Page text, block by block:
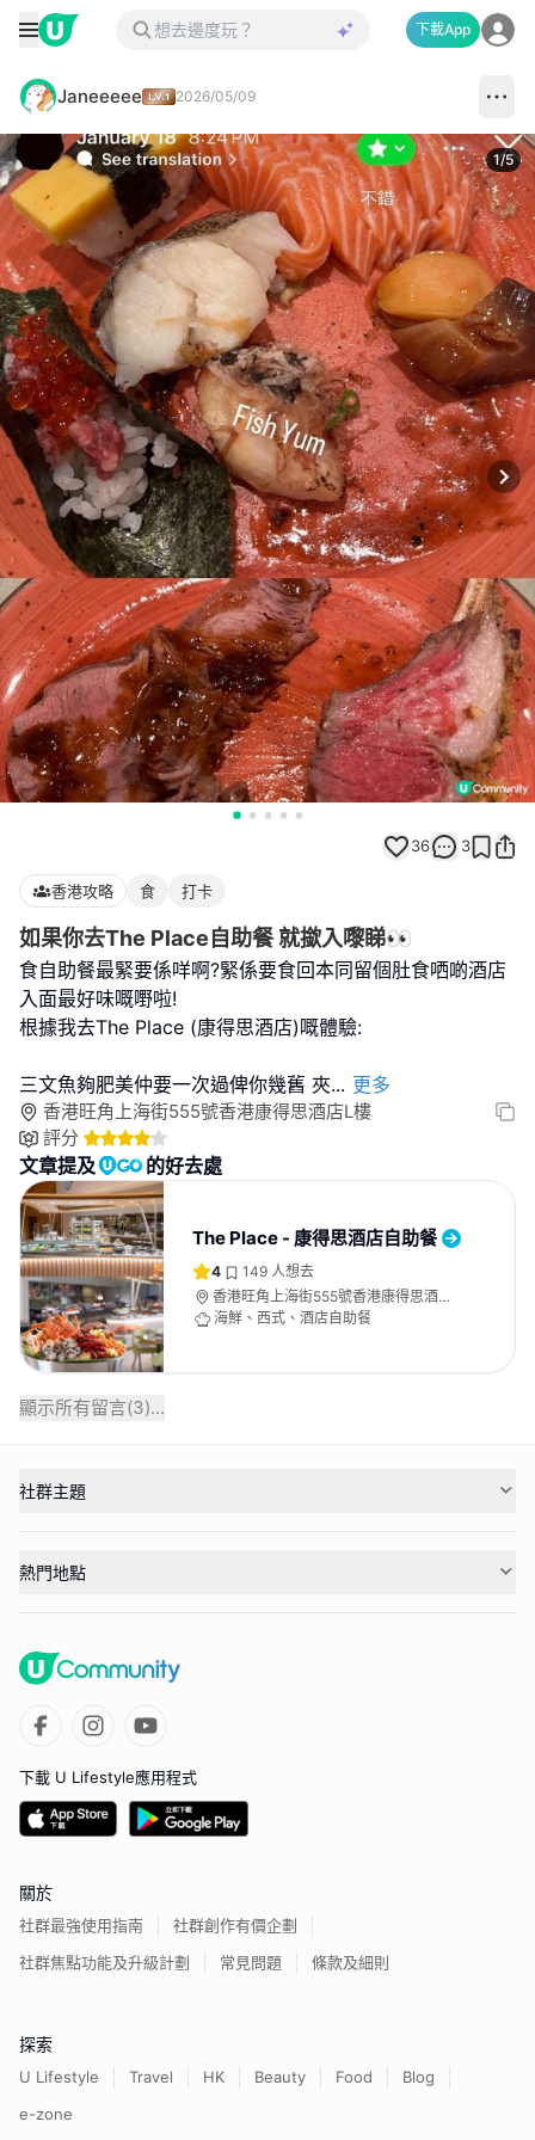
下載App
Janeeeee 2026/05/09
1/5
36 3
香港攻略 食 打卡
如果你去The Place自助餐 就撳入嚟睇👀
食自助餐最緊要係咩啊?緊係要食回本同留個肚食哂啲酒店
入面最好味嘅嘢啦!
根據我去The Place (康得思酒店)嘅體驗:
三文魚夠肥美仲要一次過俾你幾舊 夾... 更多
香港旺角上海街555號香港康得思酒店L樓
評分
文章提及 的好去處
The Place - 康得思酒店自助餐
4 149 人想去
香港旺角上海街555號香港康得思酒店L
樓
海鮮、西式、酒店自助餐
顯示所有留言(3)...
社群主題
熱門地點
下載 U Lifestyle應用程式
關於
社群最強使用指南
社群創作有價企劃
社群焦點功能及升級計劃
常見問題 條款及細則
探索
U Lifestyle Travel HK Beauty Food
Blog
e-zone